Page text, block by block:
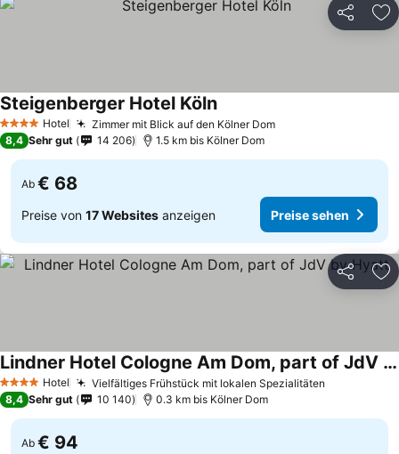
Teilen
4 Sterne Hotel Zimmer mit Blick auf den Kölner DomPreise sehen
Steigenberger Hotel KölnPreise sehen
8,4 Sehr gut 14 206 1.5 km bis Kölner Dom
Ab € 68
Preise von 17 Websites anzeigen Preise sehen
Teilen
4 Sterne Hotel Vielfältiges Frühstück mit lokalen Spezialitäten
Lindner Hotel Cologne Am Dom, part of JdV by Hyatt
Preise sehen
8,4 Sehr gut 10 140 0.3 km bis Kölner Dom
Ab € 94